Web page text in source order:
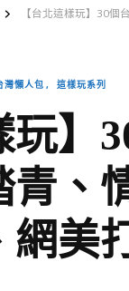
【台北這樣玩】30
灣懶人包 這樣玩系列
玩】
青、
網美